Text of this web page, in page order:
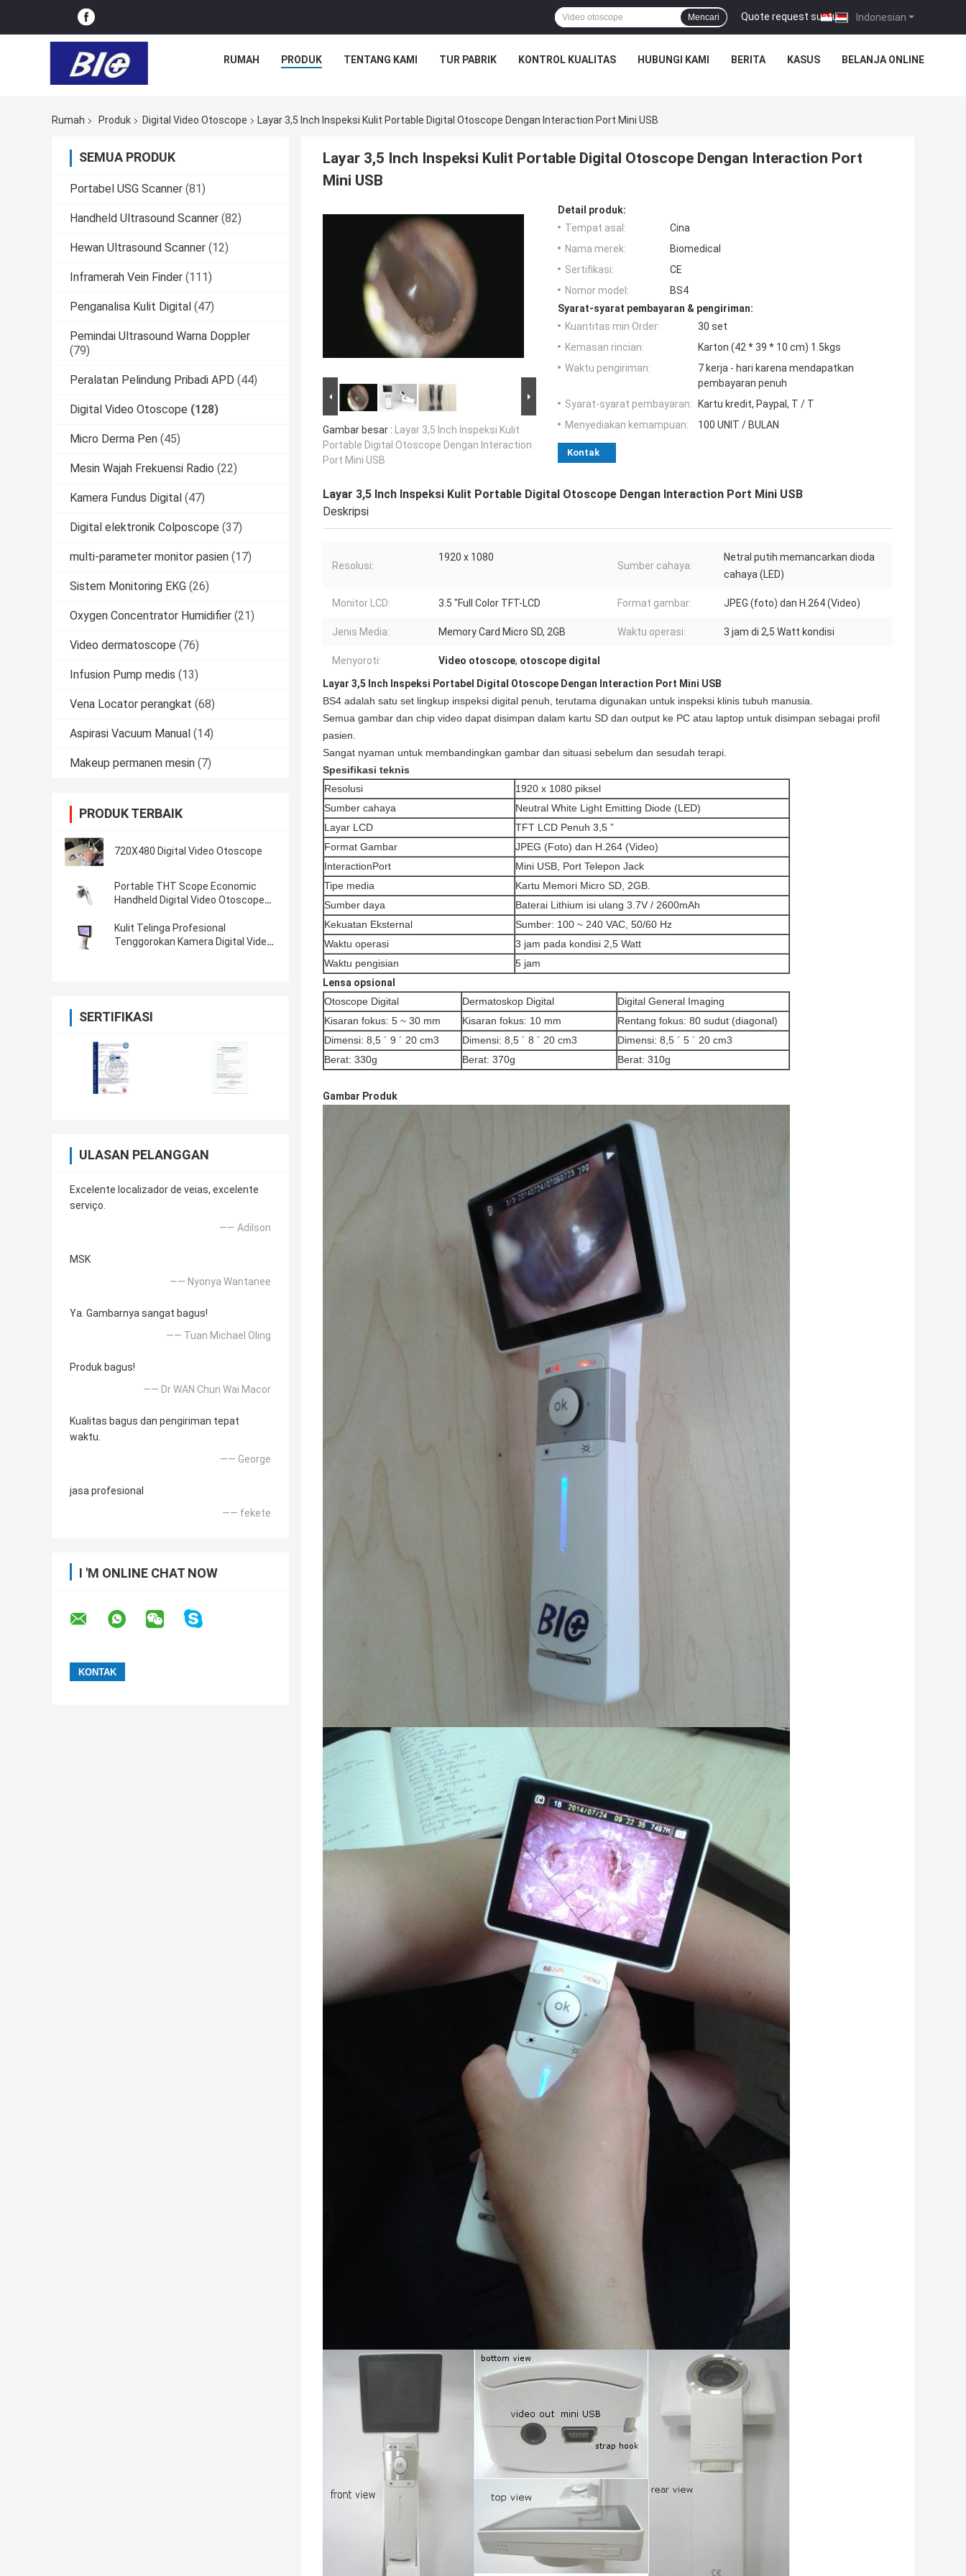
Indonesian
Quote request suatu |
Mencari
RUMAH PRODUK TENTANG KAMI TUR PABRIK KONTROL KUALITAS HUBUNGI KAMI BERITA KASUS BELANJA ONLINE
Rumah Produk Digital Video Otoscope Layar 3,5 Inch Inspeksi Kulit Portable Digital Otoscope Dengan Interaction Port Mini USB
SEMUA PRODUK
Portabel USG Scanner (81)
Handheld Ultrasound Scanner (82)
Hewan Ultrasound Scanner (12)
Inframerah Vein Finder (111)
Penganalisa Kulit Digital (47)
Pemindai Ultrasound Warna Doppler
(79)
Peralatan Pelindung Pribadi APD (44)
Digital Video Otoscope (128)
Micro Derma Pen (45)
Mesin Wajah Frekuensi Radio (22)
Kamera Fundus Digital (47)
Digital elektronik Colposcope (37)
multi-parameter monitor pasien (17)
Sistem Monitoring EKG (26)
Oxygen Concentrator Humidifier (21)
Video dermatoscope (76)
Infusion Pump medis (13)
Vena Locator perangkat (68)
Aspirasi Vacuum Manual (14)
Makeup permanen mesin (7)
PRODUK TERBAIK
720X480 Digital Video Otoscope
Portable THT Scope Economic
Handheld Digital Video Otoscope
Kulit Telinga Profesional
Tenggorokan Kamera Digital Video
SERTIFIKASI
ULASAN PELANGGAN
Excelente localizador de veias, excelente
serviço.
—— Adilson
MSK
—— Nyonya Wantanee
Ya. Gambarnya sangat bagus!
—— Tuan Michael Oling
Produk bagus!
—— Dr WAN Chun Wai Macor
Kualitas bagus dan pengiriman tepat
waktu.
—— George
jasa profesional
—— fekete
I 'M ONLINE CHAT NOW
Layar 3,5 Inch Inspeksi Kulit Portable Digital Otoscope Dengan Interaction Port
Mini USB
Gambar besar : Layar 3,5 Inch Inspeksi Kulit
Portable Digital Otoscope Dengan Interaction
Port Mini USB
Detail produk:
Tempat asal:
Cina
Nama merek:
Biomedical
Sertifikasi:
CE
Nomor model:
BS4
Syarat-syarat pembayaran & pengiriman:
Kuantitas min Order:
30 set
Kemasan rincian:
Karton (42 * 39 * 10 cm) 1.5kgs
Waktu pengiriman:
7 kerja - hari karena mendapatkan
pembayaran penuh
Syarat-syarat pembayaran:
Kartu kredit, Paypal, T / T
Menyediakan kemampuan:
100 UNIT / BULAN
Kontak
Layar 3,5 Inch Inspeksi Kulit Portable Digital Otoscope Dengan Interaction Port Mini USB
Deskripsi
Resolusi:
1920 x 1080
Sumber cahaya:
Netral putih memancarkan dioda
cahaya (LED)
Monitor LCD: 3.5 "Full Color TFT-LCD Format gambar: JPEG (foto) dan H.264 (Video)
Jenis Media: Memory Card Micro SD, 2GB Waktu operasi: 3 jam di 2,5 Watt kondisi
Menyoroti: Video otoscope, otoscope digital
Layar 3,5 Inch Inspeksi Portabel Digital Otoscope Dengan Interaction Port Mini USB
BS4 adalah satu set lingkup inspeksi digital penuh, terutama digunakan untuk inspeksi klinis tubuh manusia.
Semua gambar dan chip video dapat disimpan dalam kartu SD dan output ke PC atau laptop untuk disimpan sebagai profil
pasien.
Sangat nyaman untuk membandingkan gambar dan situasi sebelum dan sesudah terapi.
Spesifikasi teknis
Resolusi
1920 x 1080 piksel
Sumber cahaya
Neutral White Light Emitting Diode (LED)
Layar LCD
TFT LCD Penuh 3,5 ”
Format Gambar
JPEG (Foto) dan H.264 (Video)
InteractionPort
Mini USB, Port Telepon Jack
Tipe media
Kartu Memori Micro SD, 2GB.
Sumber daya
Baterai Lithium isi ulang 3.7V / 2600mAh
Kekuatan Eksternal
Sumber: 100 ~ 240 VAC, 50/60 Hz
Waktu operasi
3 jam pada kondisi 2,5 Watt
Waktu pengisian
5 jam
Lensa opsional
Otoscope Digital
Dermatoskop Digital
Digital General Imaging
Kisaran fokus: 5 ~ 30 mm
Kisaran fokus: 10 mm
Rentang fokus: 80 sudut (diagonal)
Dimensi: 8,5 ´ 9 ´ 20 cm3
Dimensi: 8,5 ´ 8 ´ 20 cm3
Dimensi: 8,5 ´ 5 ´ 20 cm3
Berat: 330g
Berat: 370g Berat: 310g
Gambar Produk